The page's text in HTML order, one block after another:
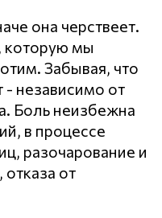
она черствеет.
которую мы
Забывая, что
- независимо от
Боль неизбежна
в процессе
разочарование и
от